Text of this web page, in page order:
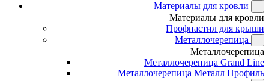
Материалы для кровли
Материалы для кровли
Профнастил для крыши
Металлочерепица
Металлочерепица
Металлочерепица Grand Line
Металлочерепица Металл Профиль